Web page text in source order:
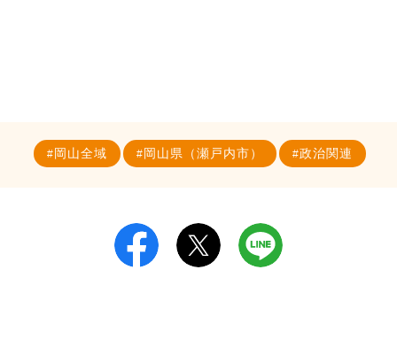
岡山全域 岡山県（瀬戸内市） 政治関連